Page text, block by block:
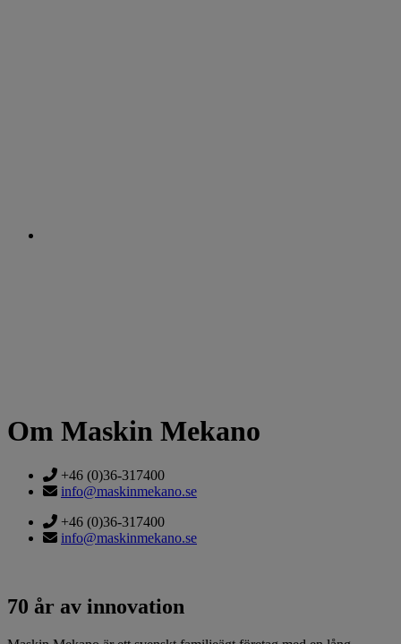
Om Maskin Mekano
+46 (0)36-317400
info@maskinmekano.se
+46 (0)36-317400
info@maskinmekano.se
70 år av innovation